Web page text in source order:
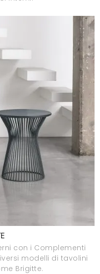
con i Complementi
modelli di tavolini
Brigitte.